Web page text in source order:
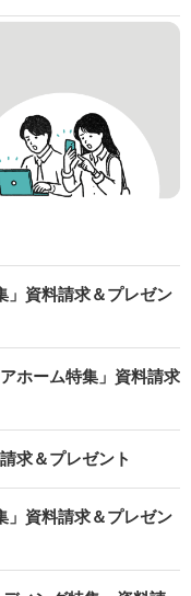
」資料請求＆プレゼン
ホーム特集」資料請求
求＆プレゼント
」資料請求＆プレゼン